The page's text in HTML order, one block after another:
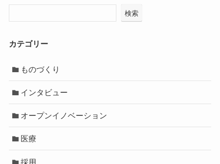
検索
カテゴリー
ものづくり
インタビュー
オープンイノベーション
医療
採用